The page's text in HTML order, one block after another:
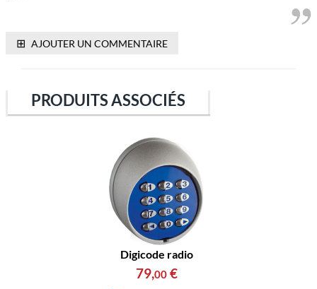
⊞ AJOUTER UN COMMENTAIRE
PRODUITS ASSOCIÉS
Digicode radio
79,00 €